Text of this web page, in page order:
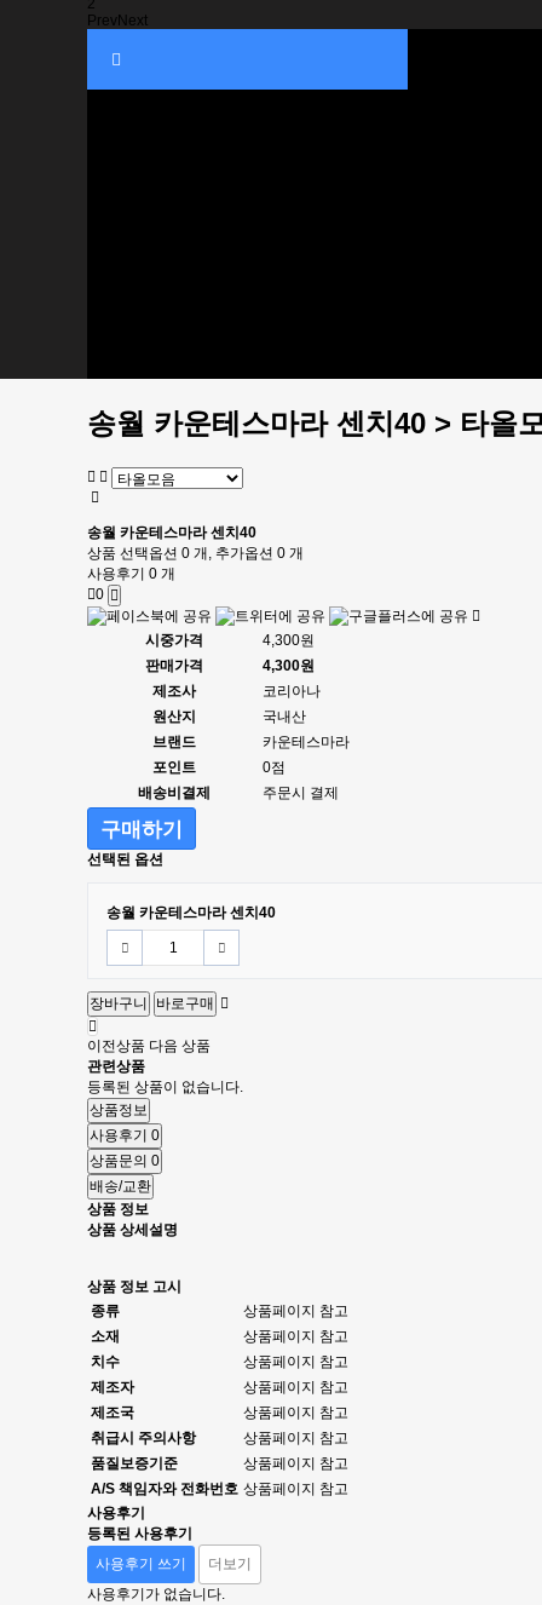
2
PrevNext
송월 카운테스마라 센치40 > 타올
송월 카운테스마라 센치40
상품 선택옵션 0 개, 추가옵션 0 개
사용후기 0 개
0
시중가격
4,300원
판매가격
4,300원
제조사
코리아나
원산지
국내산
브랜드
카운테스마라
포인트
0점
배송비결제
주문시 결제
구매하기
선택된 옵션
송월 카운테스마라 센치40
장바구니 바로구매
이전상품 다음 상품
관련상품
등록된 상품이 없습니다.
상품정보
사용후기 0
상품문의 0
배송/교환
상품 정보
상품 상세설명
상품 정보 고시
종류
상품페이지 참고
소재
상품페이지 참고
치수
상품페이지 참고
제조자
상품페이지 참고
제조국
상품페이지 참고
취급시 주의사항
상품페이지 참고
품질보증기준
상품페이지 참고
A/S 책임자와 전화번호 상품페이지 참고
사용후기
등록된 사용후기
사용후기 쓰기
더보기
사용후기가 없습니다.